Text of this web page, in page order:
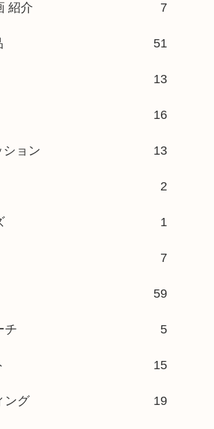
紹介 7
51
13
16
ション 13
2
1
7
59
チ 5
15
ング 19